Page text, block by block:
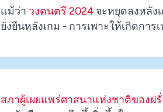
แม้ว่า วงดนตรี 2024จะหยุดลงหลัง
ยั่งยืนหลังเกม - การเพาะให้เกิดกา
สภาผู้เผยแพร่ศาสนาแห่งชาติของฝรั่